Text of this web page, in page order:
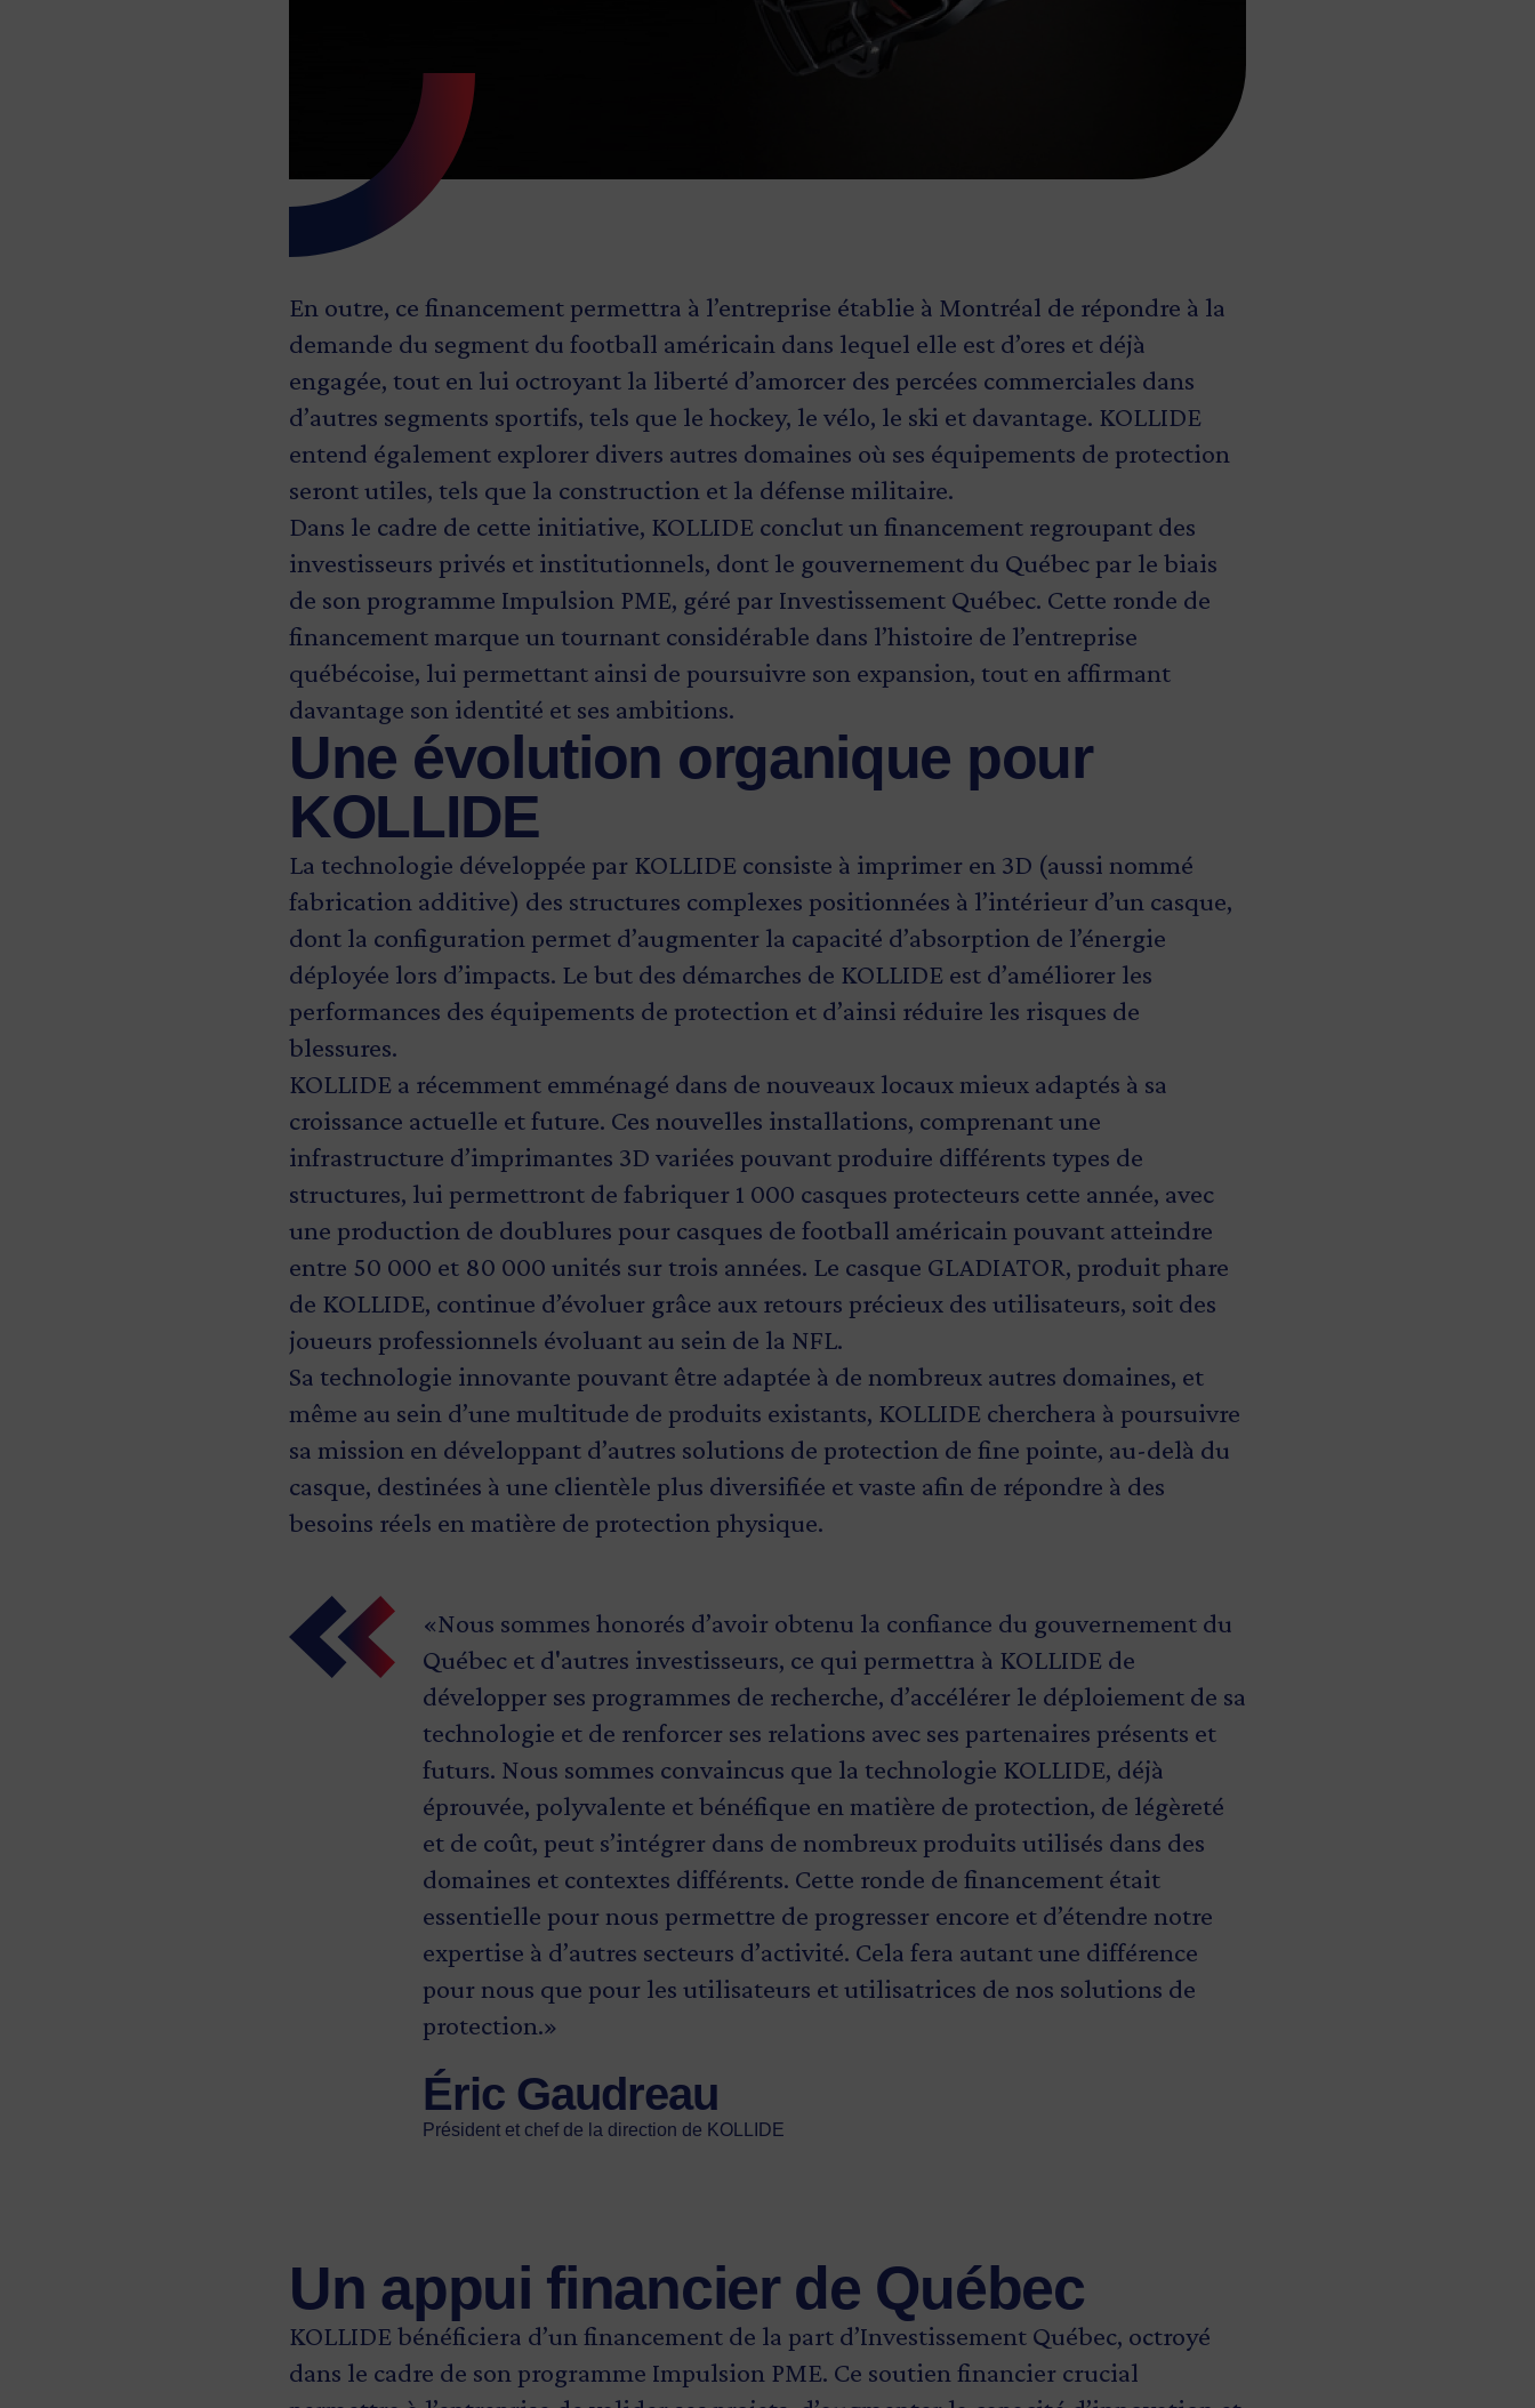
En outre, ce financement permettra à l’entreprise établie à Montréal de répondre à la
demande du segment du football américain dans lequel elle est d’ores et déjà
engagée, tout en lui octroyant la liberté d’amorcer des percées commerciales dans
d’autres segments sportifs, tels que le hockey, le vélo, le ski et davantage. KOLLIDE
entend également explorer divers autres domaines où ses équipements de protection
seront utiles, tels que la construction et la défense militaire.
Dans le cadre de cette initiative, KOLLIDE conclut un financement regroupant des
investisseurs privés et institutionnels, dont le gouvernement du Québec par le biais
de son programme Impulsion PME, géré par Investissement Québec. Cette ronde de
financement marque un tournant considérable dans l’histoire de l’entreprise
québécoise, lui permettant ainsi de poursuivre son expansion, tout en affirmant
davantage son identité et ses ambitions.
Une évolution organique pour
KOLLIDE
La technologie développée par KOLLIDE consiste à imprimer en 3D (aussi nommé
fabrication additive) des structures complexes positionnées à l’intérieur d’un casque,
dont la configuration permet d’augmenter la capacité d’absorption de l’énergie
déployée lors d’impacts. Le but des démarches de KOLLIDE est d’améliorer les
performances des équipements de protection et d’ainsi réduire les risques de
blessures.
KOLLIDE a récemment emménagé dans de nouveaux locaux mieux adaptés à sa
croissance actuelle et future. Ces nouvelles installations, comprenant une
infrastructure d’imprimantes 3D variées pouvant produire différents types de
structures, lui permettront de fabriquer 1 000 casques protecteurs cette année, avec
une production de doublures pour casques de football américain pouvant atteindre
entre 50 000 et 80 000 unités sur trois années. Le casque GLADIATOR, produit phare
de KOLLIDE, continue d’évoluer grâce aux retours précieux des utilisateurs, soit des
joueurs professionnels évoluant au sein de la NFL.
Sa technologie innovante pouvant être adaptée à de nombreux autres domaines, et
même au sein d’une multitude de produits existants, KOLLIDE cherchera à poursuivre
sa mission en développant d’autres solutions de protection de fine pointe, au-delà du
casque, destinées à une clientèle plus diversifiée et vaste afin de répondre à des
besoins réels en matière de protection physique.
«Nous sommes honorés d’avoir obtenu la confiance du gouvernement du
Québec et d'autres investisseurs, ce qui permettra à KOLLIDE de
développer ses programmes de recherche, d’accélérer le déploiement de sa
technologie et de renforcer ses relations avec ses partenaires présents et
futurs. Nous sommes convaincus que la technologie KOLLIDE, déjà
éprouvée, polyvalente et bénéfique en matière de protection, de légèreté
et de coût, peut s’intégrer dans de nombreux produits utilisés dans des
domaines et contextes différents. Cette ronde de financement était
essentielle pour nous permettre de progresser encore et d’étendre notre
expertise à d’autres secteurs d’activité. Cela fera autant une différence
pour nous que pour les utilisateurs et utilisatrices de nos solutions de
protection.»
Éric Gaudreau
Président et chef de la direction de KOLLIDE
Un appui financier de Québec
KOLLIDE bénéficiera d’un financement de la part d’Investissement Québec, octroyé
dans le cadre de son programme Impulsion PME. Ce soutien financier crucial